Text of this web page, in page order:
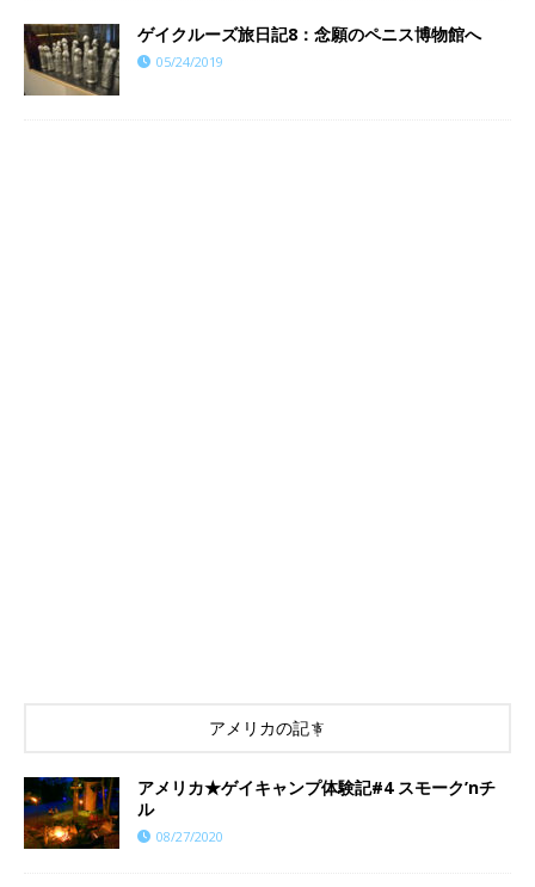
ゲイクルーズ旅日記8：念願のペニス博物館へ
05/24/2019
アメリカの記事
アメリカ★ゲイキャンプ体験記#4 スモーク’nチ
ル
08/27/2020